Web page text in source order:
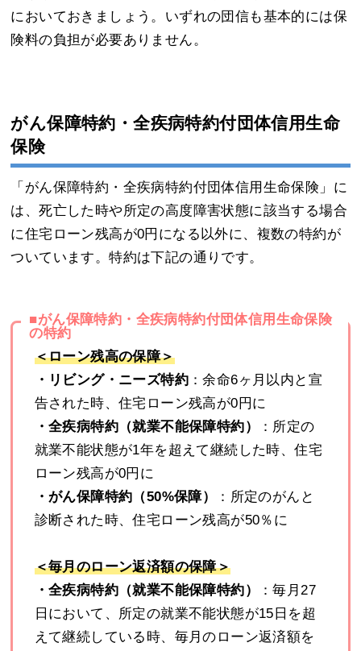
においておきましょう。いずれの団信も基本的には保
険料の負担が必要ありません。
がん保障特約・全疾病特約付団体信用生命
保険
「がん保障特約・全疾病特約付団体信用生命保険」に
は、死亡した時や所定の高度障害状態に該当する場合
に住宅ローン残高が0円になる以外に、複数の特約が
ついています。特約は下記の通りです。
■がん保障特約・全疾病特約付団体信用生命保険
の特約
＜ローン残高の保障＞
・リビング・ニーズ特約：余命6ヶ月以内と宣
告された時、住宅ローン残高が0円に
・全疾病特約（就業不能保障特約）
：所定の
就業不能状態が1年を超えて継続した時、住宅
ローン残高が0円に
・がん保障特約（50%保障）
：所定のがんと
診断された時、住宅ローン残高が50％に
＜毎月のローン返済額の保障＞
・全疾病特約（就業不能保障特約）
：毎月27
日において、所定の就業不能状態が15日を超
えて継続している時、毎月のローン返済額を